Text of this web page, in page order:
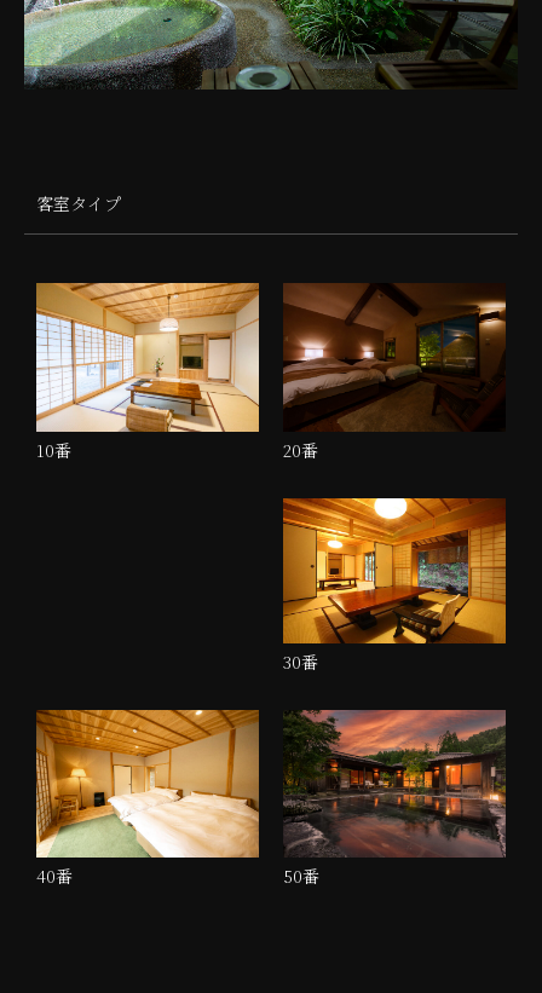
客室タイプ
10番 20番
30番
40番 50番